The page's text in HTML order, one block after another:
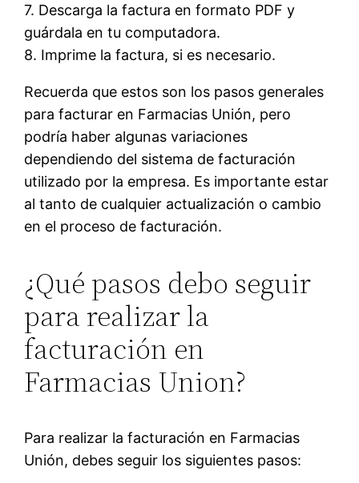
7. Descarga la factura en formato PDF y
guárdala en tu computadora.
8. Imprime la factura, si es necesario.
Recuerda que estos son los pasos generales
para facturar en Farmacias Unión, pero
podría haber algunas variaciones
dependiendo del sistema de facturación
utilizado por la empresa. Es importante estar
al tanto de cualquier actualización o cambio
en el proceso de facturación.
¿Qué pasos debo seguir
para realizar la
facturación en
Farmacias Union?
Para realizar la facturación en Farmacias
Unión, debes seguir los siguientes pasos: